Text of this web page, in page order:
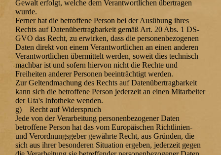
Gewalt erfolgt, welche dem Verantwortlichen übertragen
wurde.
Ferner hat die betroffene Person bei der Ausübung ihres
Rechts auf Datenübertragbarkeit gemäß Art. 20 Abs. 1 DS-
GVO das Recht, zu erwirken, dass die personenbezogenen
Daten direkt von einem Verantwortlichen an einen anderen
Verantwortlichen übermittelt werden, soweit dies technisch
machbar ist und sofern hiervon nicht die Rechte und
Freiheiten anderer Personen beeinträchtigt werden.
Zur Geltendmachung des Rechts auf Datenübertragbarkeit
kann sich die betroffene Person jederzeit an einen Mitarbeiter
der Uta's Infotheke wenden.
g) Recht auf Widerspruch
Jede von der Verarbeitung personenbezogener Daten
betroffene Person hat das vom Europäischen Richtlinien-
und Verordnungsgeber gewährte Recht, aus Gründen, die
sich aus ihrer besonderen Situation ergeben, jederzeit gegen